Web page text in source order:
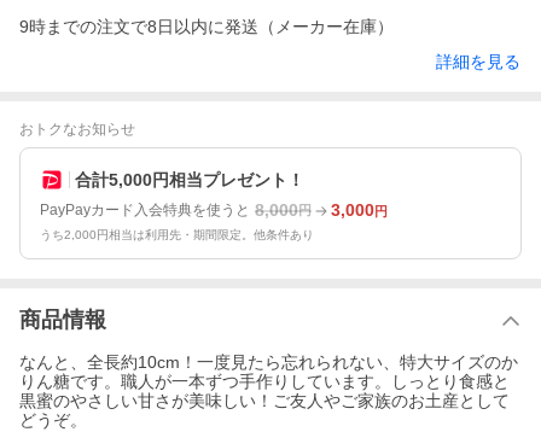
9時までの注文で8日以内に発送（メーカー在庫）
詳細を見る
おトクなお知らせ
合計5,000円相当プレゼント！
PayPayカード入会特典を使うと 8,000円 3,000円
うち2,000円相当は利用先・期間限定。他条件あり
商品情報
なんと、全長約10cm！一度見たら忘れられない、特大サイズのか
りん糖です。職人が一本ずつ手作りしています。しっとり食感と
黒蜜のやさしい甘さが美味しい！ご友人やご家族のお土産として
どうぞ。